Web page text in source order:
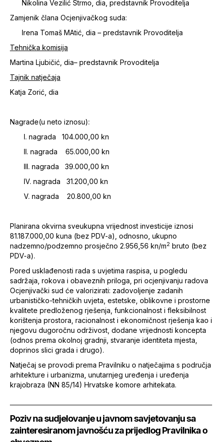
Nikolina Vezilić Strmo, dia, predstavnik Provoditelja
Zamjenik člana Ocjenjivačkog suda:
Irena Tomaš MAtić, dia – predstavnik Provoditelja
Tehnička komisija
Martina Ljubičić, dia– predstavnik Provoditelja
Tajnik natječaja
Katja Zorić, dia
Nagrade(u neto iznosu):
I. nagrada 104.000,00 kn
II. nagrada 65.000,00 kn
III. nagrada 39.000,00 kn
IV. nagrada 31.200,00 kn
V. nagrada 20.800,00 kn
Planirana okvirna sveukupna vrijednost investicije iznosi
81.187.000,00 kuna (bez PDV-a), odnosno, ukupno
nadzemno/podzemno prosječno 2.956,56 kn/m2 bruto (bez
PDV-a).
Pored usklađenosti rada s uvjetima raspisa, u pogledu
sadržaja, rokova i obaveznih priloga, pri ocjenjivanju radova
Ocjenjivački sud će valorizirati: zadovoljenje zadanih
urbanističko-tehničkih uvjeta, estetske, oblikovne i prostorne
kvalitete predloženog rješenja, funkcionalnost i fleksibilnost
korištenja prostora, racionalnost i ekonomičnost rješenja kao i
njegovu dugoročnu održivost, dodane vrijednosti koncepta
(odnos prema okolnoj gradnji, stvaranje identiteta mjesta,
doprinos slici grada i drugo).
Natječaj se provodi prema Pravilniku o natječajima s područja
arhitekture i urbanizma, unutarnjeg uređenja i uređenja
krajobraza (NN 85/14) Hrvatske komore arhitekata.
Poziv na sudjelovanje u javnom savjetovanju sa
zainteresiranom javnošću za prijedlog Pravilnika o